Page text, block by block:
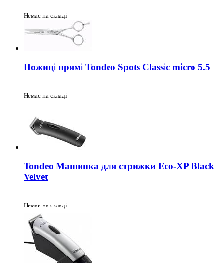
Немає на складі
Ножиці прямі Tondeo Spots Classic micro 5.5
Немає на складі
Tondeo Машинка для стрижки Eco-XP Black
Velvet
Немає на складі